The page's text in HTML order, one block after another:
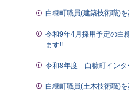
白糠町職員(建築技術職)
令和9年4月採用予定の白
ます!!
令和8年度 白糠町インタ
白糠町職員(土木技術職)